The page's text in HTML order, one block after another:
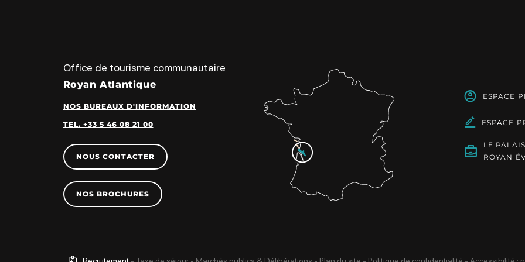
Office de tourisme communautaire
Royan Atlantique
NOS BUREAUX D'INFORMATION
TEL. +33 5 46 08 21 00
NOUS CONTACTER
NOS BROCHURES
ESPACE
ESPACE
LE PALAIS
ROYAN